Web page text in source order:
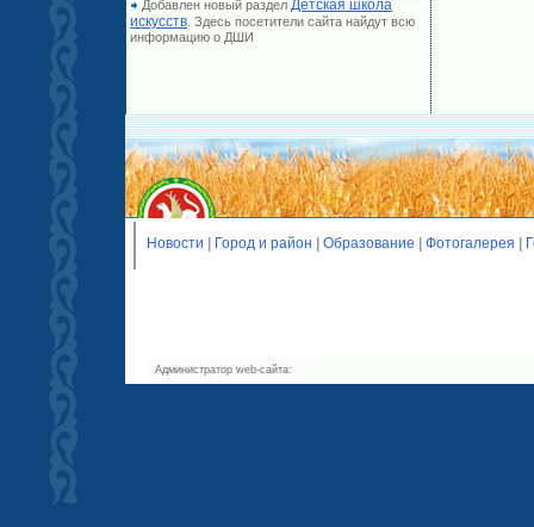
Добавлен новый раздел Детская школа
искусств . Здесь посетители сайта найдут всю
информацию о ДШИ
Новости Город и район Образование Фотогалерея
Администратор web-сайта: